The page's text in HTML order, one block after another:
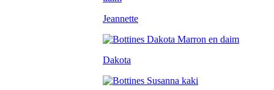
Jeannette
Dakota